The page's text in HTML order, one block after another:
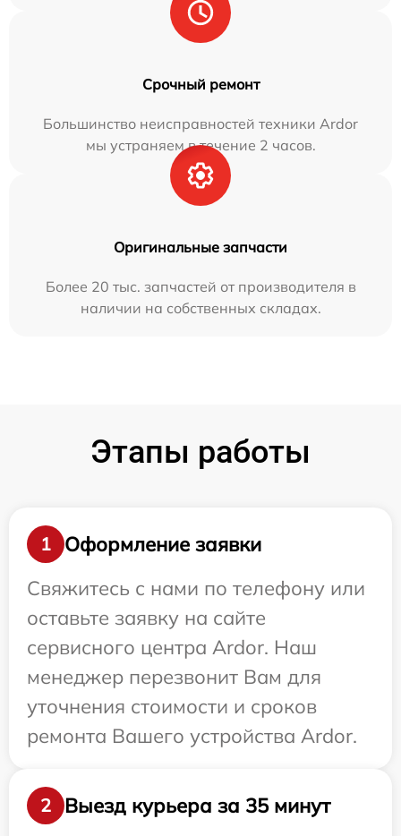
Срочный ремонт
Большинство неисправностей техники Ardor
мы устраняем в течение 2 часов.
Оригинальные запчасти
Более 20 тыс. запчастей от производителя в
наличии на собственных складах.
Этапы работы
1
Оформление заявки
Свяжитесь с нами по телефону или
оставьте заявку на сайте
сервисного центра Ardor. Наш
менеджер перезвонит Вам для
уточнения стоимости и сроков
ремонта Вашего устройства Ardor.
2 Выезд курьера за 35 минут